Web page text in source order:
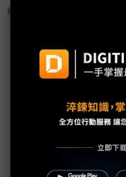
Sam Altman再次全球巡迴
競爭力
Figure AI高調分手OpenAI
OpenAI CEO訪歐 宣布在德